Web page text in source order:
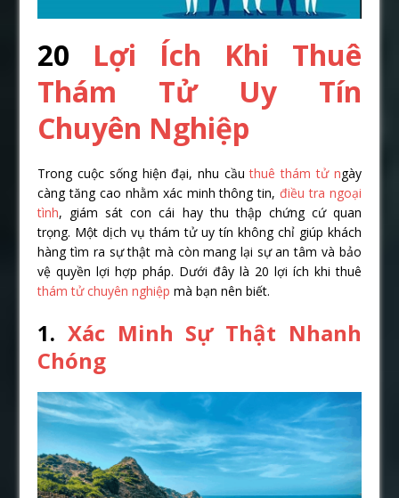
20 Lợi Ích Khi Thuê
Thám Tử Uy Tín
Chuyên Nghiệp
Trong cuộc sống hiện đại, nhu cầu thuê thám tử ngày
càng tăng cao nhằm xác minh thông tin, điều tra ngoại
tình, giám sát con cái hay thu thập chứng cứ quan
trọng. Một dịch vụ thám tử uy tín không chỉ giúp khách
hàng tìm ra sự thật mà còn mang lại sự an tâm và bảo
vệ quyền lợi hợp pháp. Dưới đây là 20 lợi ích khi thuê
thám tử chuyên nghiệp mà bạn nên biết.
1.Xác Minh Sự Thật Nhanh
Chóng